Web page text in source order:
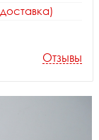
Отзывы